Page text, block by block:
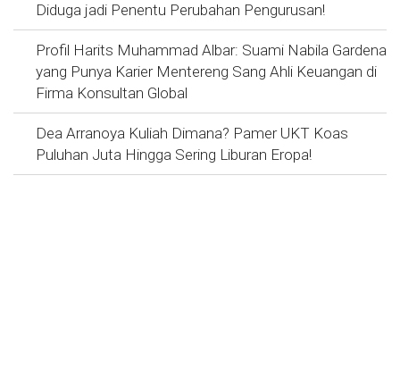
Diduga jadi Penentu Perubahan Pengurusan!
Profil Harits Muhammad Albar: Suami Nabila Gardena
yang Punya Karier Mentereng Sang Ahli Keuangan di
Firma Konsultan Global
Dea Arranoya Kuliah Dimana? Pamer UKT Koas
Puluhan Juta Hingga Sering Liburan Eropa!